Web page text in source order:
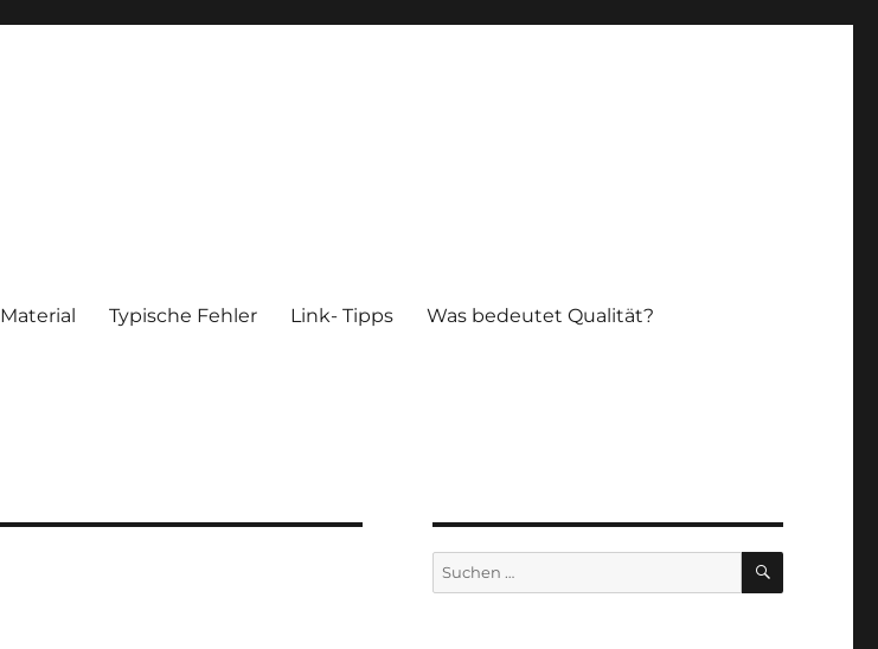
Material Typische Fehler Link- Tipps Was bedeutet Qualität?
Suchen
nach:
SUCHEN